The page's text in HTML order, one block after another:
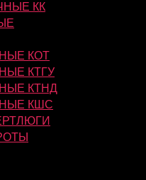
КК
КОТ
КТГУ
КТНД
КШС